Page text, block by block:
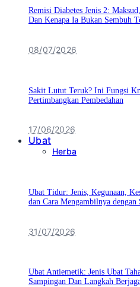
Remisi Diabetes Jenis 2:
Dan Kenapa Ia Bukan Sembuh
08/07/2026
Sakit Lutut Teruk? Ini Fungsi
Pertimbangkan Pembedahan
17/06/2026
Ubat
Herba
Ubat Tidur: Jenis, Kegunaan,
dan Cara Mengambilnya dengan
31/07/2026
Ubat Antiemetik: Jenis Ubat
Sampingan Dan Langkah